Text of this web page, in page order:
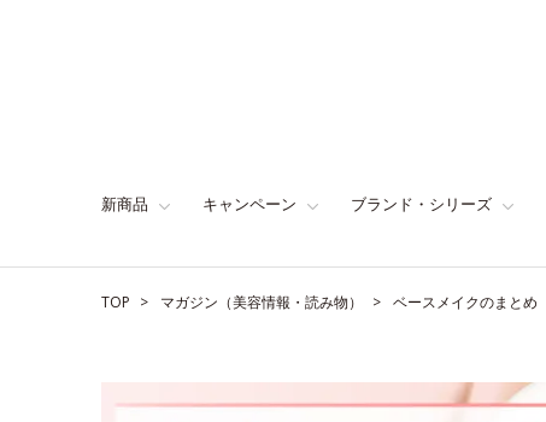
新商品 キャンペーン ブランド・シリーズ
TOP マガジン（美容情報・読み物） ベースメイクのまとめ